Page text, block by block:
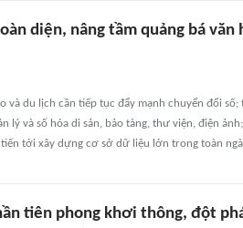
diện, nâng tầm quảng bá
và du lịch cần tiếp tục đẩy mạnh chuyển đổi
lý và số hóa di sản, bảo tàng, thư viện, điện
tiến tới xây dựng cơ sở dữ liệu lớn trong toàn
tiên phong khơi thông, đột